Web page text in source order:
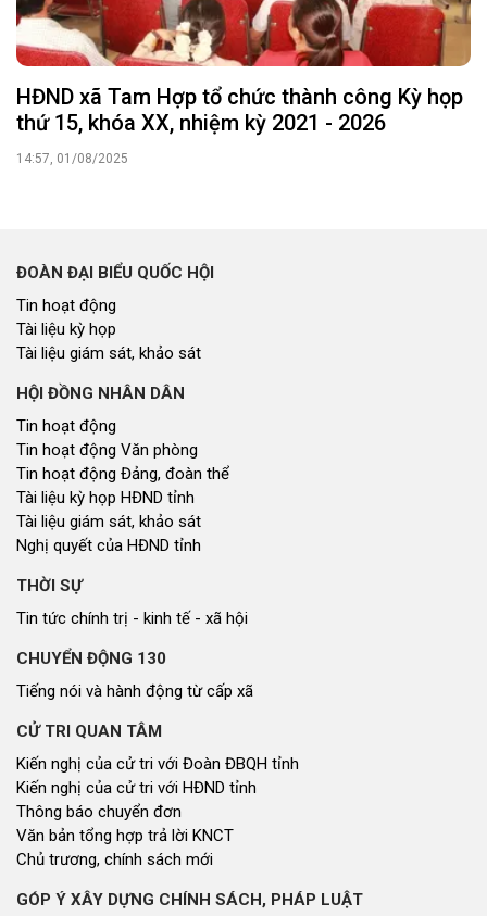
Tin hoạt động
Tài liệu kỳ họp
HỘI ĐỒNG NHÂN DÂN
Tin hoạt động Văn phòng
Nghị quyết của HĐND tỉnh
THỜI SỰ
Tin tức chính trị - kinh tế - xã hội
CHUYỂN ĐỘNG 130
CỬ TRI QUAN TÂM
Kiến nghị của cử tri với Đoàn ĐBQH tỉnh
Kiến nghị của cử tri với HĐND tỉnh
Thông báo chuyển đơn
Văn bản tổng hợp trả lời KNCT
Chủ trương, chính sách mới
GÓP Ý XÂY DỰNG CHÍNH SÁCH, PHÁP LUẬT
Góp ý xây dựng Chính Sách, Pháp Luật
XÂY DỰNG NÔNG THÔN MỚI
Xây dựng nông thôn mới
NHỊP CẦU ĐẦU TƯ
Nhịp cầu đầu tư
NGHIÊN CỨU - TRAO ĐỔI
Nghiên cứu - trao đổi
Kiến giải Nghệ An